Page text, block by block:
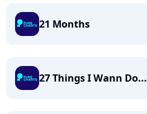
21 Months
27 Things I Wann Do...